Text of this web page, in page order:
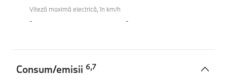
Viteză maximă electrică, în km/h
- -
Consum/emisii 6,7